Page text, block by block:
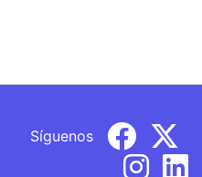
Síguenos